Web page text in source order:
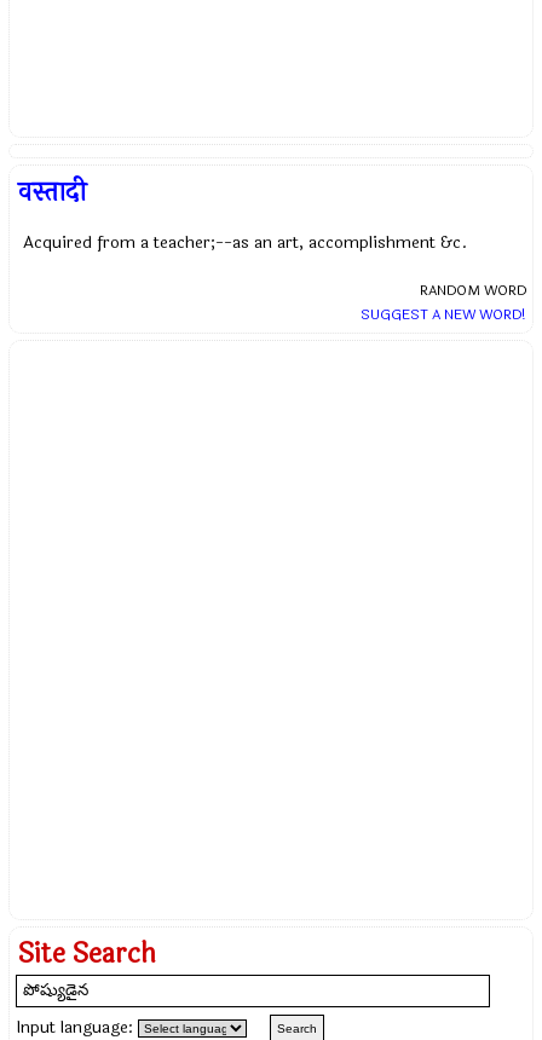
वस्तादी
Acquired from a teacher;--as an art, accomplishment &c.
RANDOM WORD
SUGGEST A NEW WORD!
Site Search
Input language: